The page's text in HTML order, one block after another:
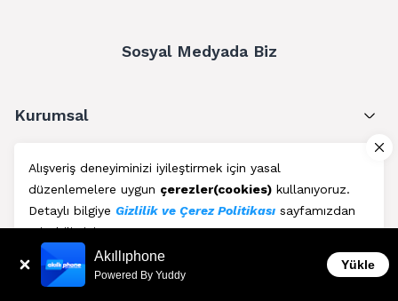
Alışveriş deneyiminizi iyileştirmek için yasal
düzenlemelere uygun çerezler(cookies) kullanıyoruz.
Detaylı bilgiye Gizlilik ve Çerez Politikası sayfamızdan
erişebilirsiniz.
Kabul Et
Sosyal Medyada Biz
Kurumsal
Müşteri Hizmetleri
Üyelik
Blog Akıllıphone
Powered By Yuddy
Yükle